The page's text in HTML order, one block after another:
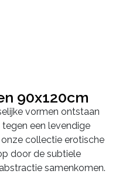
90x120cm
vormen ontstaan
een levendige
collectie erotische
door de subtiele
samenkomen.